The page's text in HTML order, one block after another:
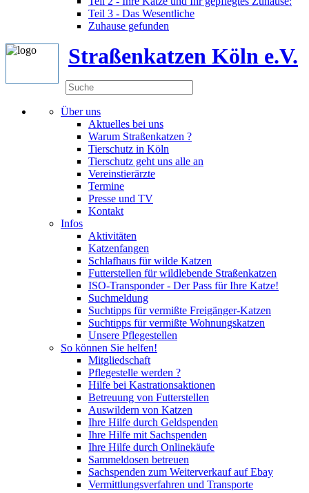
Teil 3 - Das Wesentliche
Zuhause gefunden
Straßenkatzen Köln e.V.
Über uns
Aktuelles bei uns
Warum Straßenkatzen ?
Tierschutz in Köln
Tierschutz geht uns alle an
Vereinstierärzte
Termine
Presse und TV
Kontakt
Infos
Aktivitäten
Katzenfangen
Schlafhaus für wilde Katzen
Futterstellen für wildlebende Straßenkatzen
ISO-Transponder - Der Pass für Ihre Katze!
Suchmeldung
Suchtipps für vermißte Freigänger-Katzen
Suchtipps für vermißte Wohnungskatzen
Unsere Pflegestellen
So können Sie helfen!
Mitgliedschaft
Pflegestelle werden ?
Hilfe bei Kastrationsaktionen
Betreuung von Futterstellen
Auswildern von Katzen
Ihre Hilfe durch Geldspenden
Ihre Hilfe mit Sachspenden
Ihre Hilfe durch Onlinekäufe
Sammeldosen betreuen
Sachspenden zum Weiterverkauf auf Ebay
Vermittlungsverfahren und Transporte